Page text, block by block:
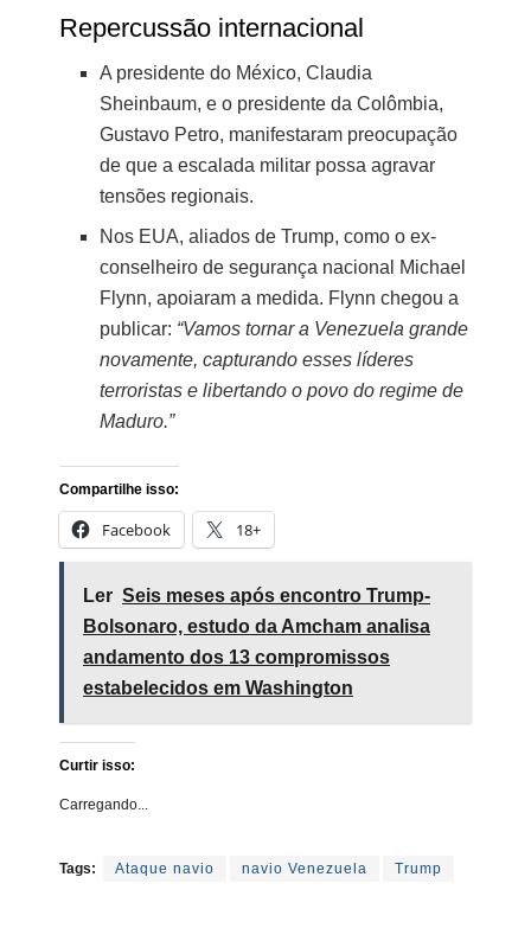
Repercussão internacional
A presidente do México, Claudia
Sheinbaum, e o presidente da Colômbia,
Gustavo Petro, manifestaram preocupação
de que a escalada militar possa agravar
tensões regionais.
Nos EUA, aliados de Trump, como o ex-
conselheiro de segurança nacional Michael
Flynn, apoiaram a medida. Flynn chegou a
publicar: “Vamos tornar a Venezuela grande
novamente, capturando esses líderes
terroristas e libertando o povo do regime de
Maduro.”
Compartilhe isso:
Facebook 18+
Ler Seis meses após encontro Trump-
Bolsonaro, estudo da Amcham analisa
andamento dos 13 compromissos
estabelecidos em Washington
Curtir isso:
Carregando...
Tags: Ataque navio navio Venezuela Trump